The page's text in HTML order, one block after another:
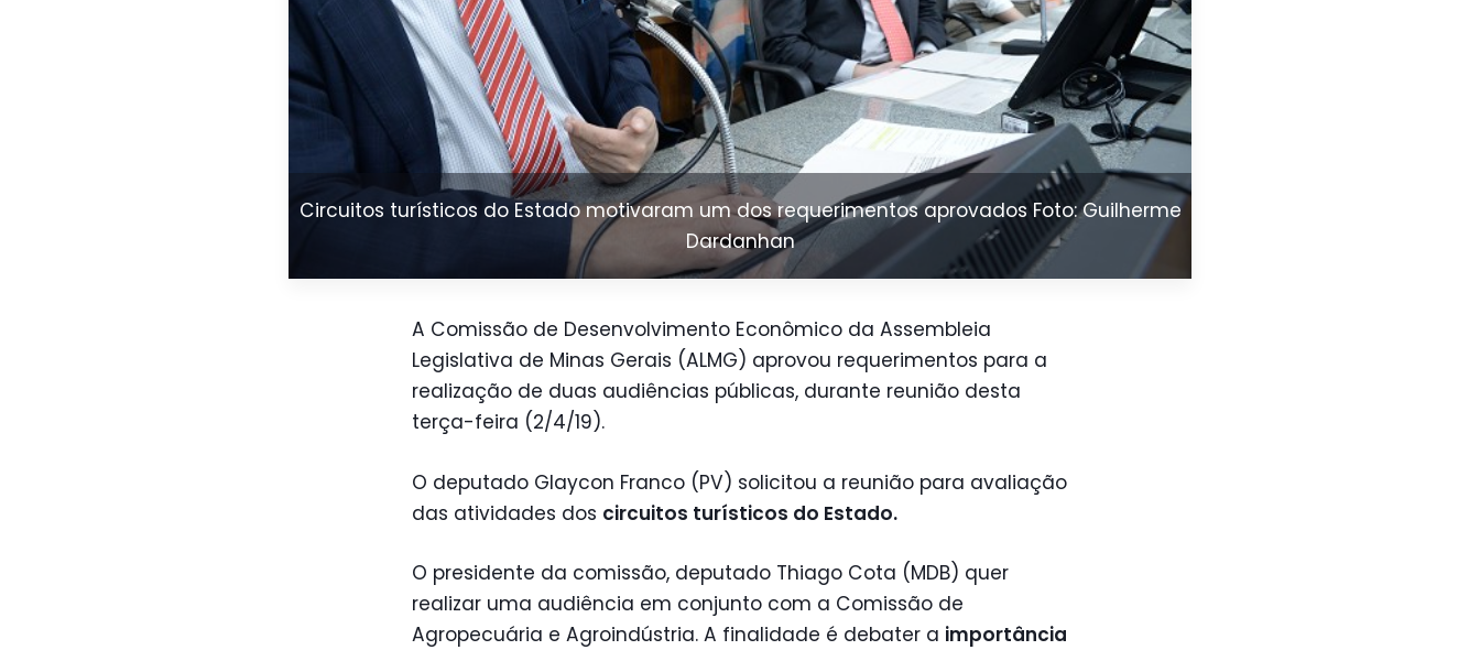
Circuitos turísticos do Estado motivaram um dos requerimentos aprovados Foto: Guilherme
Dardanhan
A Comissão de Desenvolvimento Econômico da Assembleia
Legislativa de Minas Gerais (ALMG) aprovou requerimentos para a
realização de duas audiências públicas, durante reunião desta
terça-feira (2/4/19).
O deputado Glaycon Franco (PV) solicitou a reunião para avaliação
das atividades dos circuitos turísticos do Estado.
O presidente da comissão, deputado Thiago Cota (MDB) quer
realizar uma audiência em conjunto com a Comissão de
Agropecuária e Agroindústria. A finalidade é debater a importância